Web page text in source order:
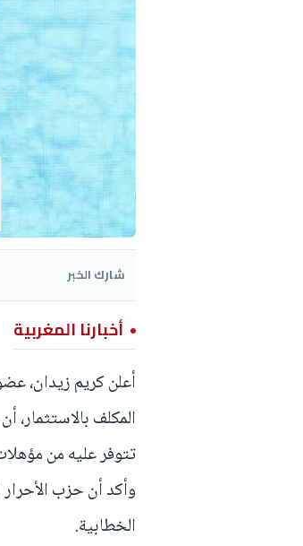
شارك الخبر
أخبارنا المغربية
أعلن كريم زيدان،
المكلف بالاستثمار،
تتوفر عليه من
وأكد أن حزب الأحرار
الخطابية.